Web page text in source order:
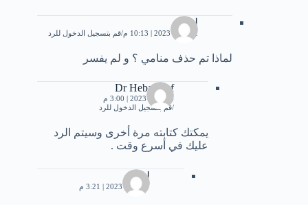
ليليا
22 مايو، 2023 | 10:13 م قم بتسجيل الدخول للرد
لماذا تم حذف منامي ؟ و لم يفسر
Dr Heba Atef
26 مايو، 2023 | 3:00 م
قم بتسجيل الدخول للرد
يمكتك كتابته مرة أخرى وسيتم الرد
عليك في أسرع وقت .
ليليا
27 مايو، 2023 | 3:21 م